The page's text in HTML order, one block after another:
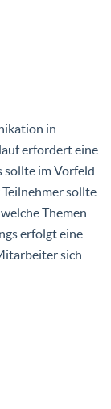
in
erfordert eine
sollte im Vorfeld
sollte
Themen
erfolgt eine
sich